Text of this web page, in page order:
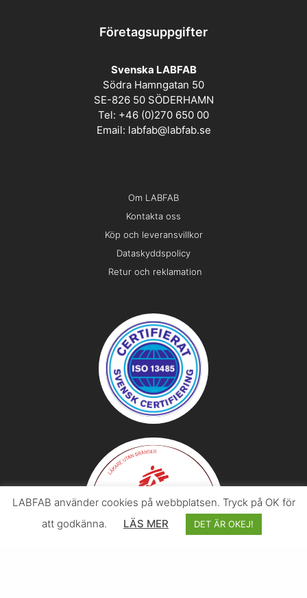
Företagsuppgifter
Svenska LABFAB
Södra Hamngatan 50
SE-826 50 SÖDERHAMN
Tel: +46 (0)270 650 00
Email: labfab@labfab.se
Om LABFAB
Kontakta oss
Köp och leveransvillkor
Dataskyddspolicy
Retur och reklamation
LABFAB använder cookies på webbplatsen. Tryck på OK för
att godkänna.
LÄS MER DET ÄR OKEJ!